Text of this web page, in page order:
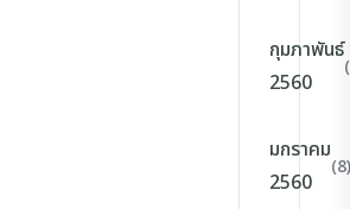
กุมภาพันธ์
2560
มกราคม
2560
(8)